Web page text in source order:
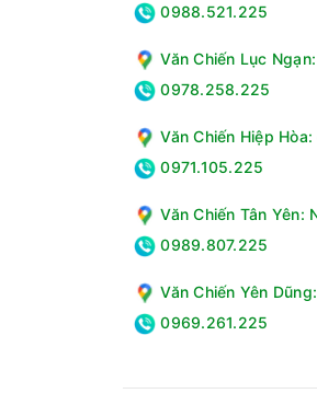
- Hiệu suất làm lạnh
0988.521.225
Văn Chiến Lục
0978.258.225
Văn Chiến Hiệp
0971.105.225
Văn Chiến Tân Yên:
0989.807.225
Văn Chiến Yên
0969.261.225